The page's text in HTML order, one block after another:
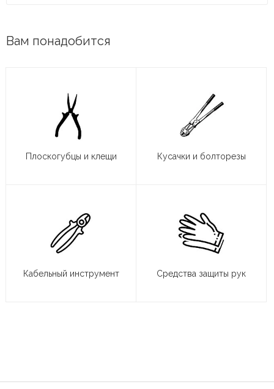
Вам понадобится
Плоскогубцы и клещи Кусачки и болторезы
Кабельный инструмент Средства защиты рук